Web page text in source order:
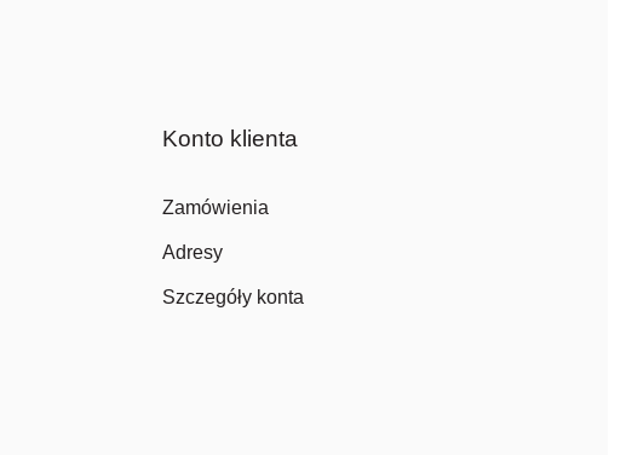
Konto klienta
Zamówienia
Adresy
Szczegóły konta